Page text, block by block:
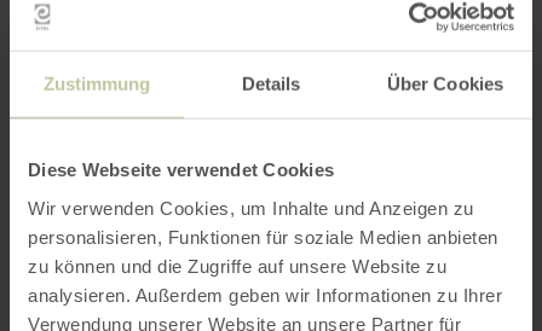
Zustimmung Details Über Cookies
Diese Webseite verwendet Cookies
Wir verwenden Cookies, um Inhalte und Anzeigen zu
personalisieren, Funktionen für soziale Medien anbieten
zu können und die Zugriffe auf unsere Website zu
analysieren. Außerdem geben wir Informationen zu Ihrer
Verwendung unserer Website an unsere Partner für
Jaques Offenbach und Maurice Ravel werden im
Neujharskonzert auch zum 200. Geburtstag von
Johann Strauss, jr. u.a. die Ouvertüre zum
"Zigeunerbaron", die Champagner-Polka und die
jungen Virtuosen des Orchesters erklingen.
Karten für die Veranstaltung sind im Vorverkauf
erhältlich bei allen Vorverkaufsstellen von
Ticket - Regional, z.B. bei der Tourist-